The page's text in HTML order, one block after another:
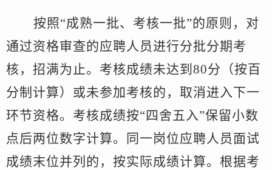
按照“成熟一批、考核一批”的原则，对
通过资格审查的应聘人员进行分批分期考
核，招满为止。考核成绩未达到 80分（按百
分制计算）或未参加考核的，取消进入下一
环节资格。考核成绩按“四舍五入”保留小数
点后两位数字计算。同一岗位应聘人员面试
成绩末位并列的，按实际成绩计算。 根据考